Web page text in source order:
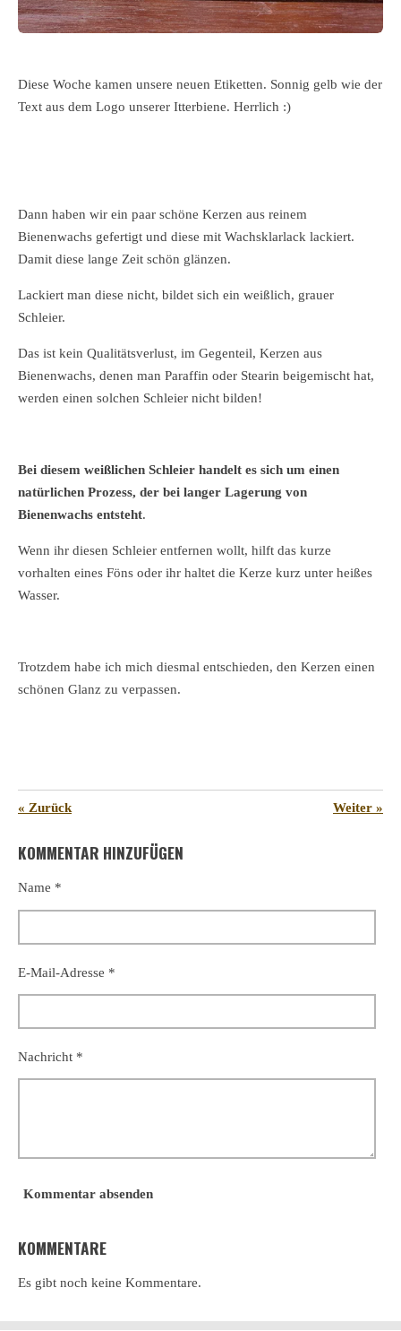
Diese Woche kamen unsere neuen Etiketten. Sonnig gelb wie der
Text aus dem Logo unserer Itterbiene. Herrlich :)
Dann haben wir ein paar schöne Kerzen aus reinem
Bienenwachs gefertigt und diese mit Wachsklarlack lackiert.
Damit diese lange Zeit schön glänzen.
Lackiert man diese nicht, bildet sich ein weißlich, grauer
Schleier.
Das ist kein Qualitätsverlust, im Gegenteil, Kerzen aus
Bienenwachs, denen man Paraffin oder Stearin beigemischt hat,
werden einen solchen Schleier nicht bilden!
Bei diesem weißlichen Schleier handelt es sich um einen
natürlichen Prozess, der bei langer Lagerung von
Bienenwachs entsteht.
Wenn ihr diesen Schleier entfernen wollt, hilft das kurze
vorhalten eines Föns oder ihr haltet die Kerze kurz unter heißes
Wasser.
Trotzdem habe ich mich diesmal entschieden, den Kerzen einen
schönen Glanz zu verpassen.
« Zurück Weiter »
KOMMENTAR HINZUFÜGEN
Name *
E-Mail-Adresse *
Nachricht *
Kommentar absenden
KOMMENTARE
Es gibt noch keine Kommentare.